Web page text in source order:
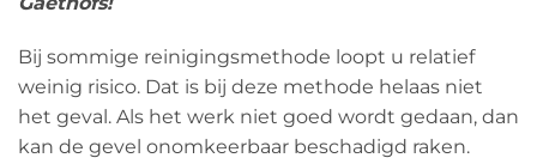
Bij sommige reinigingsmethode loopt u relatief
weinig risico. Dat is bij deze methode helaas niet
het geval. Als het werk niet goed wordt gedaan, dan
kan de gevel onomkeerbaar beschadigd raken.